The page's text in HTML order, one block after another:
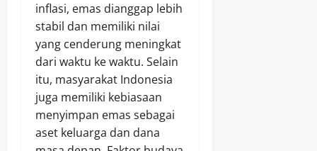
inflasi, emas dianggap lebih
stabil dan memiliki nilai
yang cenderung meningkat
dari waktu ke waktu. Selain
itu, masyarakat Indonesia
juga memiliki kebiasaan
menyimpan emas sebagai
aset keluarga dan dana